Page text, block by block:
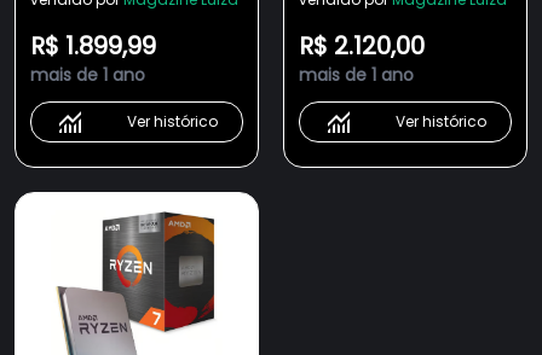
Núcleos, 16 Threads,
AM4
R$ 1.899,99
mais de 1 ano
Ver histórico
R$ 2.120,00
mais de 1 ano
Ver histórico